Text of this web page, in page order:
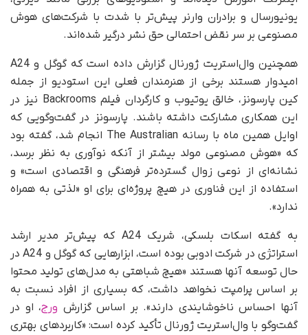
یونیورسال و برادران وارنر پیش‌تر با شدت با شرکت‌های هوش
مصنوعی بر سر نقض احتمالی حق نشر درگیر شده‌اند.
همچنین وال‌استریت ژورنال گزارش داده است که گوگل و A24
امیدوار هستند برخی از هنرمندان فعلی این استودیو از جمله
کین پارسونز، خالق یوتیوب و کارگردان فیلم Backrooms نیز در
این همکاری مشارکت داشته باشند. پارسونز در گفت‌وگویی که
اوایل همین ماه با رسانه The Australian انجام شد، گفته بود
که «هوش مصنوعی مولد بیشتر از آنکه نوآوری به نظر برسد،
نشانه‌ای از نوعی زوال گسترده‌تر فرهنگی و اقتصادی است» و
استفاده از این فناوری در هیچ پروژه‌ای برای او «لذتی به همراه
ندارد».
به گفته اسکات بلسکی، شریک A24 که پیش‌تر مدیر ارشد
استراتژی در شرکت ادوبی بوده است، ابزارهایی که گوگل و A24 در
حال توسعه آنها هستند «هیچ شباهتی به مدل‌های تولید محتوا
بر اساس پرامپت نخواهد داشت، که بسیاری از افراد نسبت به
آنها احساس ناخوشایندی دارند». بر اساس گزارش ورج، او در
گفت‌وگو با وال‌استریت ژورنال تأکید کرده است: «کاربردهای بهتری